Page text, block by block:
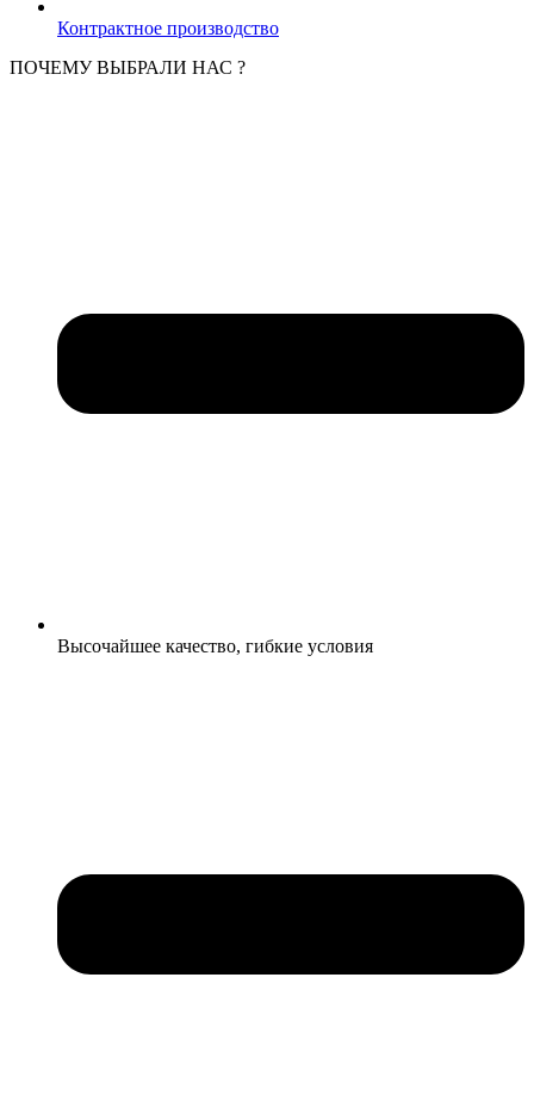
Контрактное производство
ПОЧЕМУ ВЫБРАЛИ НАС ?
Высочайшее качество, гибкие условия